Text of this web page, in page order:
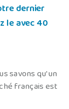
dernier
le avec 40
savons qu'un
français est